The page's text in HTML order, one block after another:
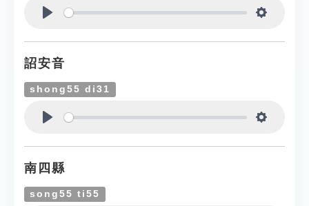
詔安音
shong55 di31
南四縣
song55 ti55